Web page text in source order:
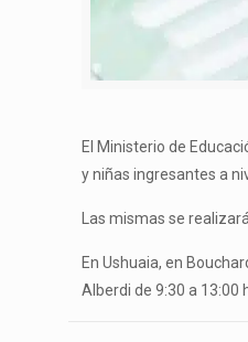
El Ministerio de
y niñas ingresantes a
Las mismas se
En Ushuaia, en
Alberdi de 9:30 a 13:00